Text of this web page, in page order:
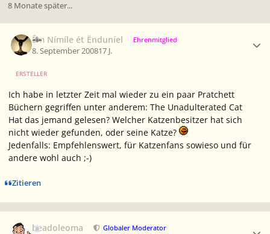
8 Monate später...
Êm Nímíle ét Ënduníel Ehrenmitglied
8. September 200817 J.
ERSTELLER
Ich habe in letzter Zeit mal wieder zu ein paar Pratchett
Büchern gegriffen unter anderem: The Unadulterated Cat
Hat das jemand gelesen? Welcher Katzenbesitzer hat sich
nicht wieder gefunden, oder seine Katze?
Jedenfalls: Empfehlenswert, für Katzenfans sowieso und für
andere wohl auch ;-)
Zitieren
beadoleoma Globaler Moderator